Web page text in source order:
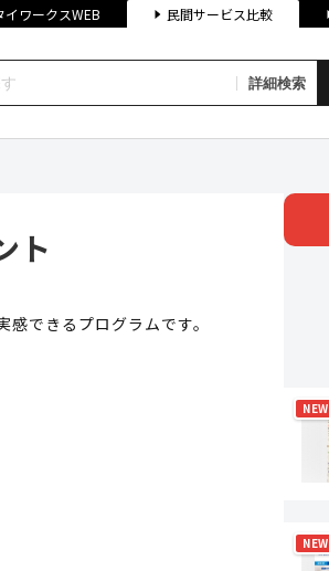
イワークスWEB 民間サービス比較
詳細検索
ト
できるプログラムです。
NEW
NEW